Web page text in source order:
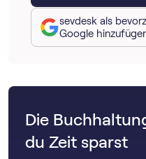
sevdesk als
Google
Die
du Zeit sparst